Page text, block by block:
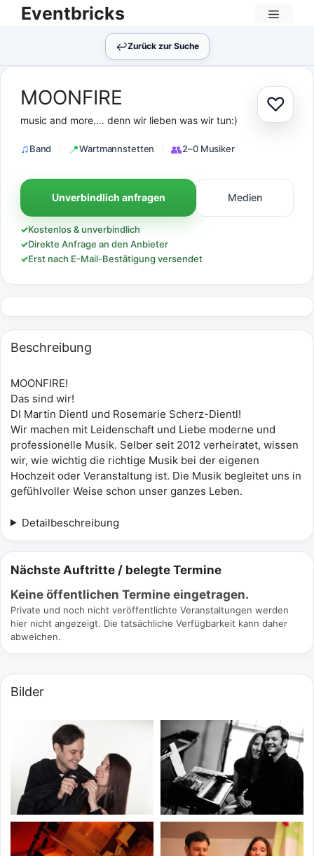
Zum
Inhalt
Eventbricks
Menü
↩︎Zurück zur Suche
♡Zur
MOONFIRE
music and more.... denn wir lieben was wir tun:)
Band Wartmannstetten 2–0 Musiker
Unverbindlich anfragen Medien
✓Kostenlos & unverbindlich
✓Direkte Anfrage an den Anbieter
✓Erst nach E-Mail-Bestätigung versendet
Beschreibung
MOONFIRE!
Das sind wir!
DI Martin Dientl und Rosemarie Scherz-Dientl!
Wir machen mit Leidenschaft und Liebe moderne und
professionelle Musik. Selber seit 2012 verheiratet, wissen
wir, wie wichtig die richtige Musik bei der eigenen
Hochzeit oder Veranstaltung ist. Die Musik begleitet uns in
gefühlvoller Weise schon unser ganzes Leben.
Detailbeschreibung
Nächste Auftritte / belegte Termine
Keine öffentlichen Termine eingetragen.
Private und noch nicht veröffentlichte Veranstaltungen werden
hier nicht angezeigt. Die tatsächliche Verfügbarkeit kann daher
abweichen.
Bilder